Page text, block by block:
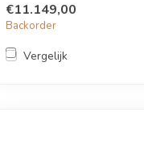
€11.149,00
Backorder
Vergelijk